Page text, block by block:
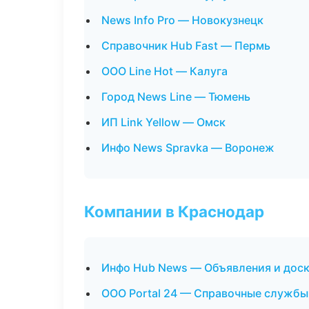
News Info Pro — Новокузнецк
Справочник Hub Fast — Пермь
ООО Line Hot — Калуга
Город News Line — Тюмень
ИП Link Yellow — Омск
Инфо News Spravka — Воронеж
Компании в Краснодар
Инфо Hub News — Объявления и
ООО Portal 24 — Справочные службы